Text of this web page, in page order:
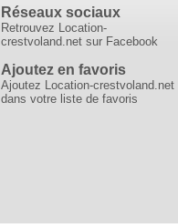
Réseaux sociaux
Retrouvez Location-
crestvoland.net sur Facebook
Ajoutez en favoris
Ajoutez Location-crestvoland.net
dans votre liste de favoris